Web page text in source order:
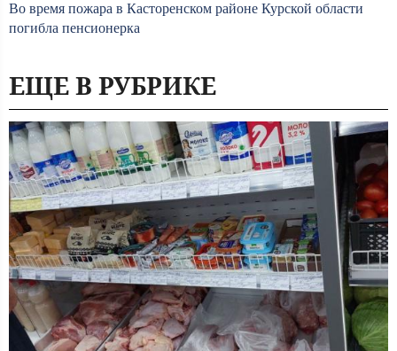
Во время пожара в Касторенском районе Курской области
погибла пенсионерка
ЕЩЕ В РУБРИКЕ